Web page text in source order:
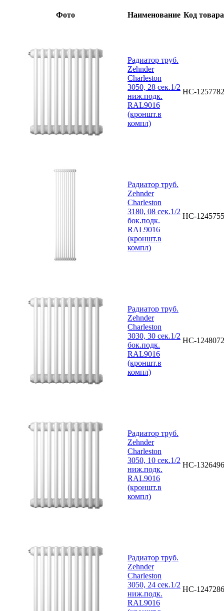
Фото Наименование Код товара
Радиатор труб.
Zehnder
Charleston
3050, 28 сек.1/2
ниж.подк.
RAL9016
(кроншт.в
компл)
НС-1257782
Радиатор труб.
Zehnder
Charleston
3180, 08 сек.1/2
бок.подк.
RAL9016
(кроншт.в
компл)
НС-1245755
Радиатор труб.
Zehnder
Charleston
3030, 30 сек.1/2
бок.подк.
RAL9016
(кроншт.в
компл)
НС-1248072
Радиатор труб.
Zehnder
Charleston
3050, 10 сек.1/2
ниж.подк.
RAL9016
(кроншт.в
компл)
НС-1326496
Радиатор труб.
Zehnder
Charleston
3050, 24 сек.1/2
ниж.подк.
RAL9016
НС-1247286